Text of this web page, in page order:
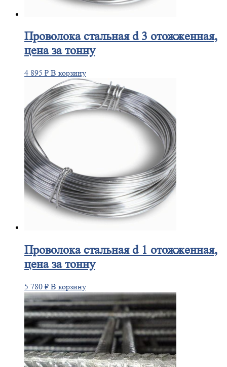
Проволокастальная d 3 отожженная,
цена за тонну
4 895 ₽ В корзину
Проволокастальная d 1 отожженная,
цена за тонну
5 780 ₽ В корзину